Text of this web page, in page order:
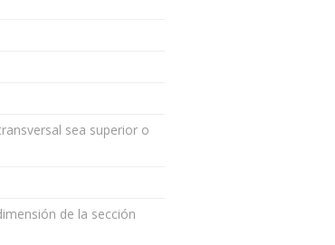
sea superior o
de la sección